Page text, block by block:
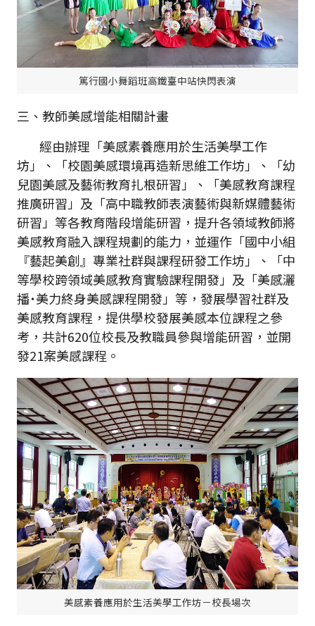
篤行國小舞蹈班高鐵臺中站快閃表演
三、教師美感增能相關計畫
經由辦理「美感素養應用於生活美學工作
坊」、「校園美感環境再造新思維工作坊」、「幼
兒園美感及藝術教育扎根研習」、「美感教育課程
推廣研習」及「高中職教師表演藝術與新媒體藝術
研習」等各教育階段增能研習，提升各領域教師將
美感教育融入課程規劃的能力，並運作「國中小組
『藝起美創』專業社群與課程研發工作坊」、「中
等學校跨領域美感教育實驗課程開發」及「美感灑
播˙美力終身美感課程開發」等，發展學習社群及
美感教育課程，提供學校發展美感本位課程之參
考，共計620位校長及教職員參與增能研習，並開
發21案美感課程。
美感素養應用於生活美學工作坊－校長場次